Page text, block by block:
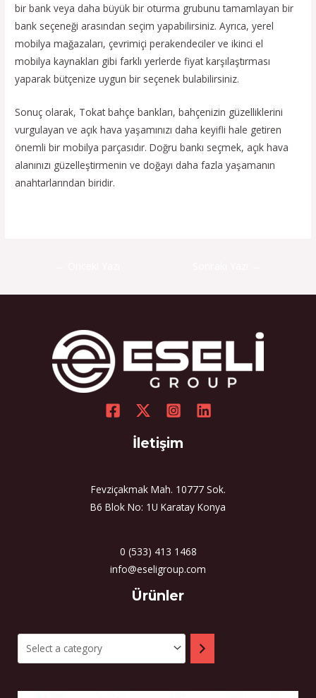
bir bank veya daha büyük bir oturma grubunu tamamlayan bir
bank seçeneği arasından seçim yapabilirsiniz. Ayrıca, yerel
mobilya mağazaları, çevrimiçi perakendeciler ve ikinci el
mobilya kaynakları gibi farklı yerlerde fiyat karşılaştırması
yaparak bütçenize uygun bir seçenek bulabilirsiniz.
Sonuç olarak, Tokat bahçe bankları, bahçenizin güzelliklerini
vurgulayan ve açık hava yaşamınızı daha keyifli hale getiren
önemli bir mobilya parçasıdır. Doğru bankı seçmek, açık hava
alanınızı güzelleştirmenin ve doğayı daha fazla yaşamanın
anahtarlarından biridir.
İletişim
Fevziçakmak Mah. 10777 Sok.
B6 Blok No: 1U Karatay Konya
0 (533) 413 1468
info@eseligroup.com
Ürünler